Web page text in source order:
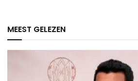
MEEST GELEZEN